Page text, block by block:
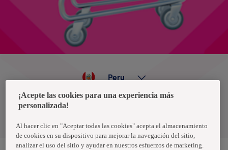
Política de privacidad de datos
Peru
¡Acepte las cookies para una experiencia más
personalizada!
Al hacer clic en "Aceptar todas las cookies" acepta el almacenamiento
de cookies en su dispositivo para mejorar la navegación del sitio,
analizar el uso del sitio y ayudar en nuestros esfuerzos de marketing.